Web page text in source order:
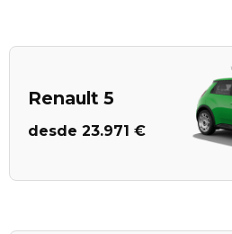
Renault 5
desde 23.971 €